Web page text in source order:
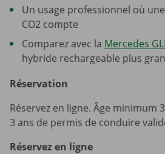
Un usage professionnel où
CO2 compte
Comparez avec la Mercedes
hybride rechargeable plus
Réservation
Réservez en ligne. Âge minimum
3 ans de permis de conduire
Réservez en ligne